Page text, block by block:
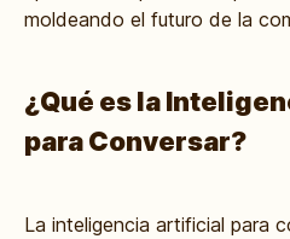
moldeando el futuro de la
¿Qué es la
para Conversar?
La inteligencia artificial para